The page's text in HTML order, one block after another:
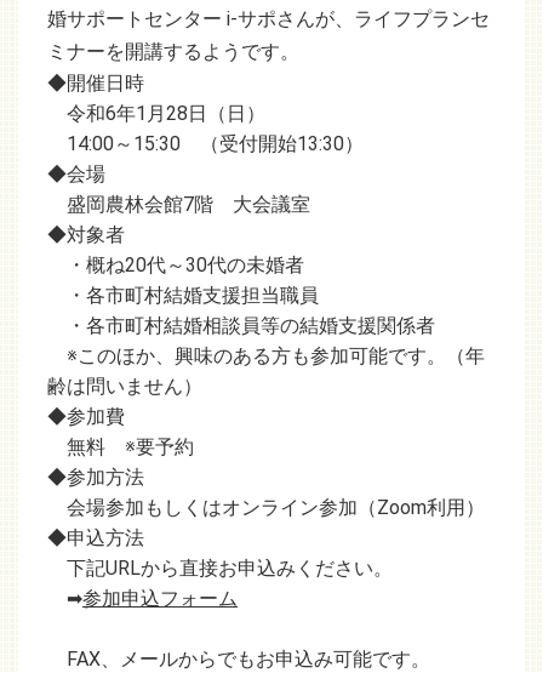
婚サポートセンター i-サポさんが、ライフプランセ
ミナーを開講するようです。
◆開催日時
令和6年1月28日（日）
14:00～15:30 （受付開始13:30）
◆会場
盛岡農林会館7階 大会議室
◆対象者
・概ね20代～30代の未婚者
・各市町村結婚支援担当職員
・各市町村結婚相談員等の結婚支援関係者
※このほか、興味のある方も参加可能です。（年
齢は問いません）
◆参加費
無料 ※要予約
◆参加方法
会場参加もしくはオンライン参加（Zoom利用）
◆申込方法
下記URLから直接お申込みください。
➡参加申込フォーム
FAX、メールからでもお申込み可能です。